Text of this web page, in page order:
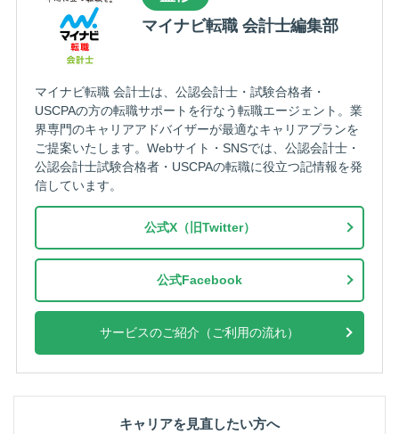
転職お役立ち情報
求人情報
マイナビ転職 会計士編集部
マイナビ転職 会計士は、公認会計士・試験合格者・
USCPAの方の転職サポートを行なう転職エージェント。業
界専門のキャリアアドバイザーが最適なキャリアプランを
ご提案いたします。Webサイト・SNSでは、公認会計士・
公認会計士試験合格者・USCPAの転職に役立つ記情報を発
信しています。
公式X（旧Twitter）
公式Facebook
サービスのご紹介（ご利用の流れ）
キャリアを見直したい方へ